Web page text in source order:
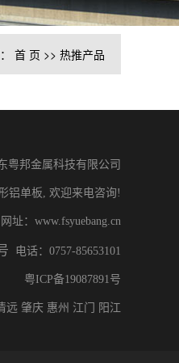
首 页 >> 热推产品
粤邦金属科技有限公司
铝单板, 欢迎来电咨询!
网址： www.fsyuebang.cn
电话：0757-85653101
粤ICP备19087891号
远 肇庆 惠州 江门 阳江